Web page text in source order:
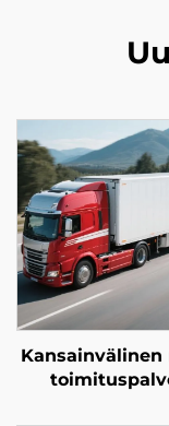
Kansainvälinen